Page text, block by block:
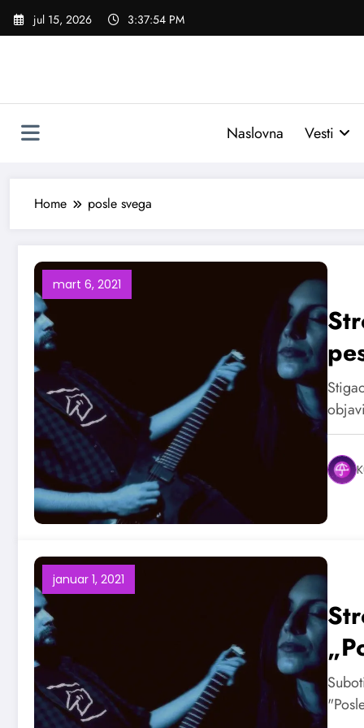
Skoči
jul 15, 2026 3:37:55 PM
Naslovna Vesti
Home posle svega
mart 6, 2021
januar 1, 2021